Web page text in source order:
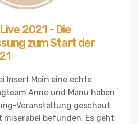
2021 - Die
zum Start der
Insert Moin eine echte
Anne und Manu haben
Veranstaltung geschaut
befunden. Es geht